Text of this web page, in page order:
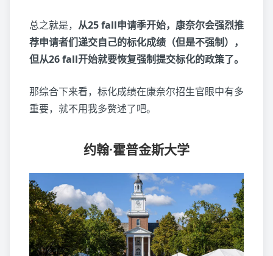
总之就是， 从25 fall申请季开始，康奈尔会强烈推
荐申请者们递交自己的标化成绩（但是不强制），
但从26 fall开始就要恢复强制提交标化的政策了。
那综合下来看，标化成绩在康奈尔招生官眼中有多
重要，就不用我多赘述了吧。
约翰·霍普金斯大学